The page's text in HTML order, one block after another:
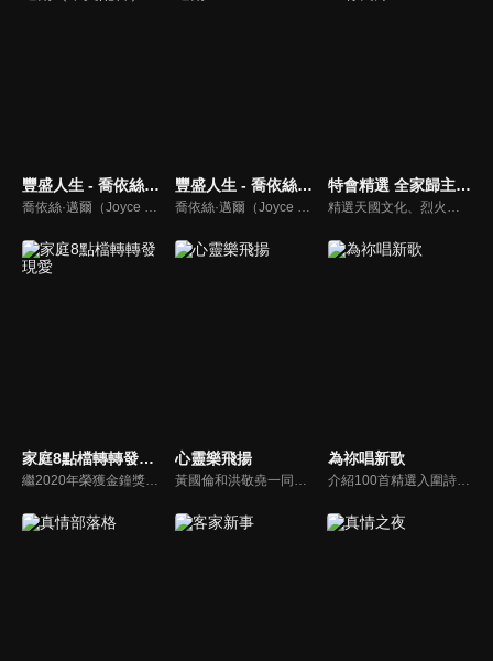
豐盛人生 - 喬依絲邁爾（中文配音）
喬依絲·邁爾（Joyce Meyer）講求聖經的實際應用，講道風格幽默且平易近人。她也是紐約時報暢銷書排行第一名的作家，撰寫近九十本啟發人心的書籍，包括暢銷書《心思的戰場》、《如何管理你的情緒》、《拒絕的根》、《自在作自己》、《成功作自己》
豐盛人生 - 喬依絲邁爾
喬依絲·邁爾（Joyce Meyer）講求聖經的實際應用，講道風格幽默且平易近人。她也是紐約時報暢銷書排行第一名的作家，撰寫近九十本啟發人心的書籍，包括暢銷書《心思的戰場》、《如何管理你的情緒》、《拒絕的根》、《自在作自己》、《成功作自己》
特會精選 全家歸主有良方
精選天國文化、烈火特會、超自然大能與使徒性教會等特會，幫助我們更加明白神的心意，好讓我們的生命能走在神的道路上進入命定。
家庭8點檔轉轉發現愛
繼2020年榮獲金鐘獎「生活風格節目主持人獎」，2021年再度入圍，從真理出發的家庭談話性節目，針對現代婚姻家庭議題讓您輕鬆掌握關注方向。
心靈樂飛揚
黃國倫和洪敬堯一同至心靈樂飛揚分享流行音樂和詩歌的不同處，兩人在節目中更分享影響他們或深具意義的歌曲，節目中演唱了我願意、每天愛你多一些、眼淚、愛是最美的事情、不住感謝不停讚美、愛常常喜樂等動人好聽的歌曲。
為祢唱新歌
介紹100首精選入圍詩歌及創作新秀；以及資深詩歌創作人及知名基督徒藝人，如巫啟賢、張芸京、TANK、盛曉玫等。分享他們的創作故事，或感動他們的一首詩歌。一起唱新歌，來為主打歌。